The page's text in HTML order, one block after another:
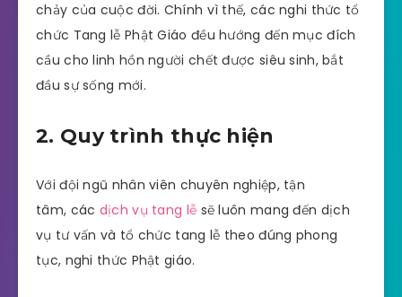
chảy của cuộc đời. Chính vì thế, các nghi thức tổ
chức Tang lễ Phật Giáo đều hướng đến mục đích
cầu cho linh hồn người chết được siêu sinh, bắt
đầu sự sống mới.
2. Quy trình thực hiện
Với đội ngũ nhân viên chuyên nghiệp, tận
tâm, các dịch vụ tang lễ sẽ luôn mang đến dịch
vụ tư vấn và tổ chức tang lễ theo đúng phong
tục, nghi thức Phật giáo.